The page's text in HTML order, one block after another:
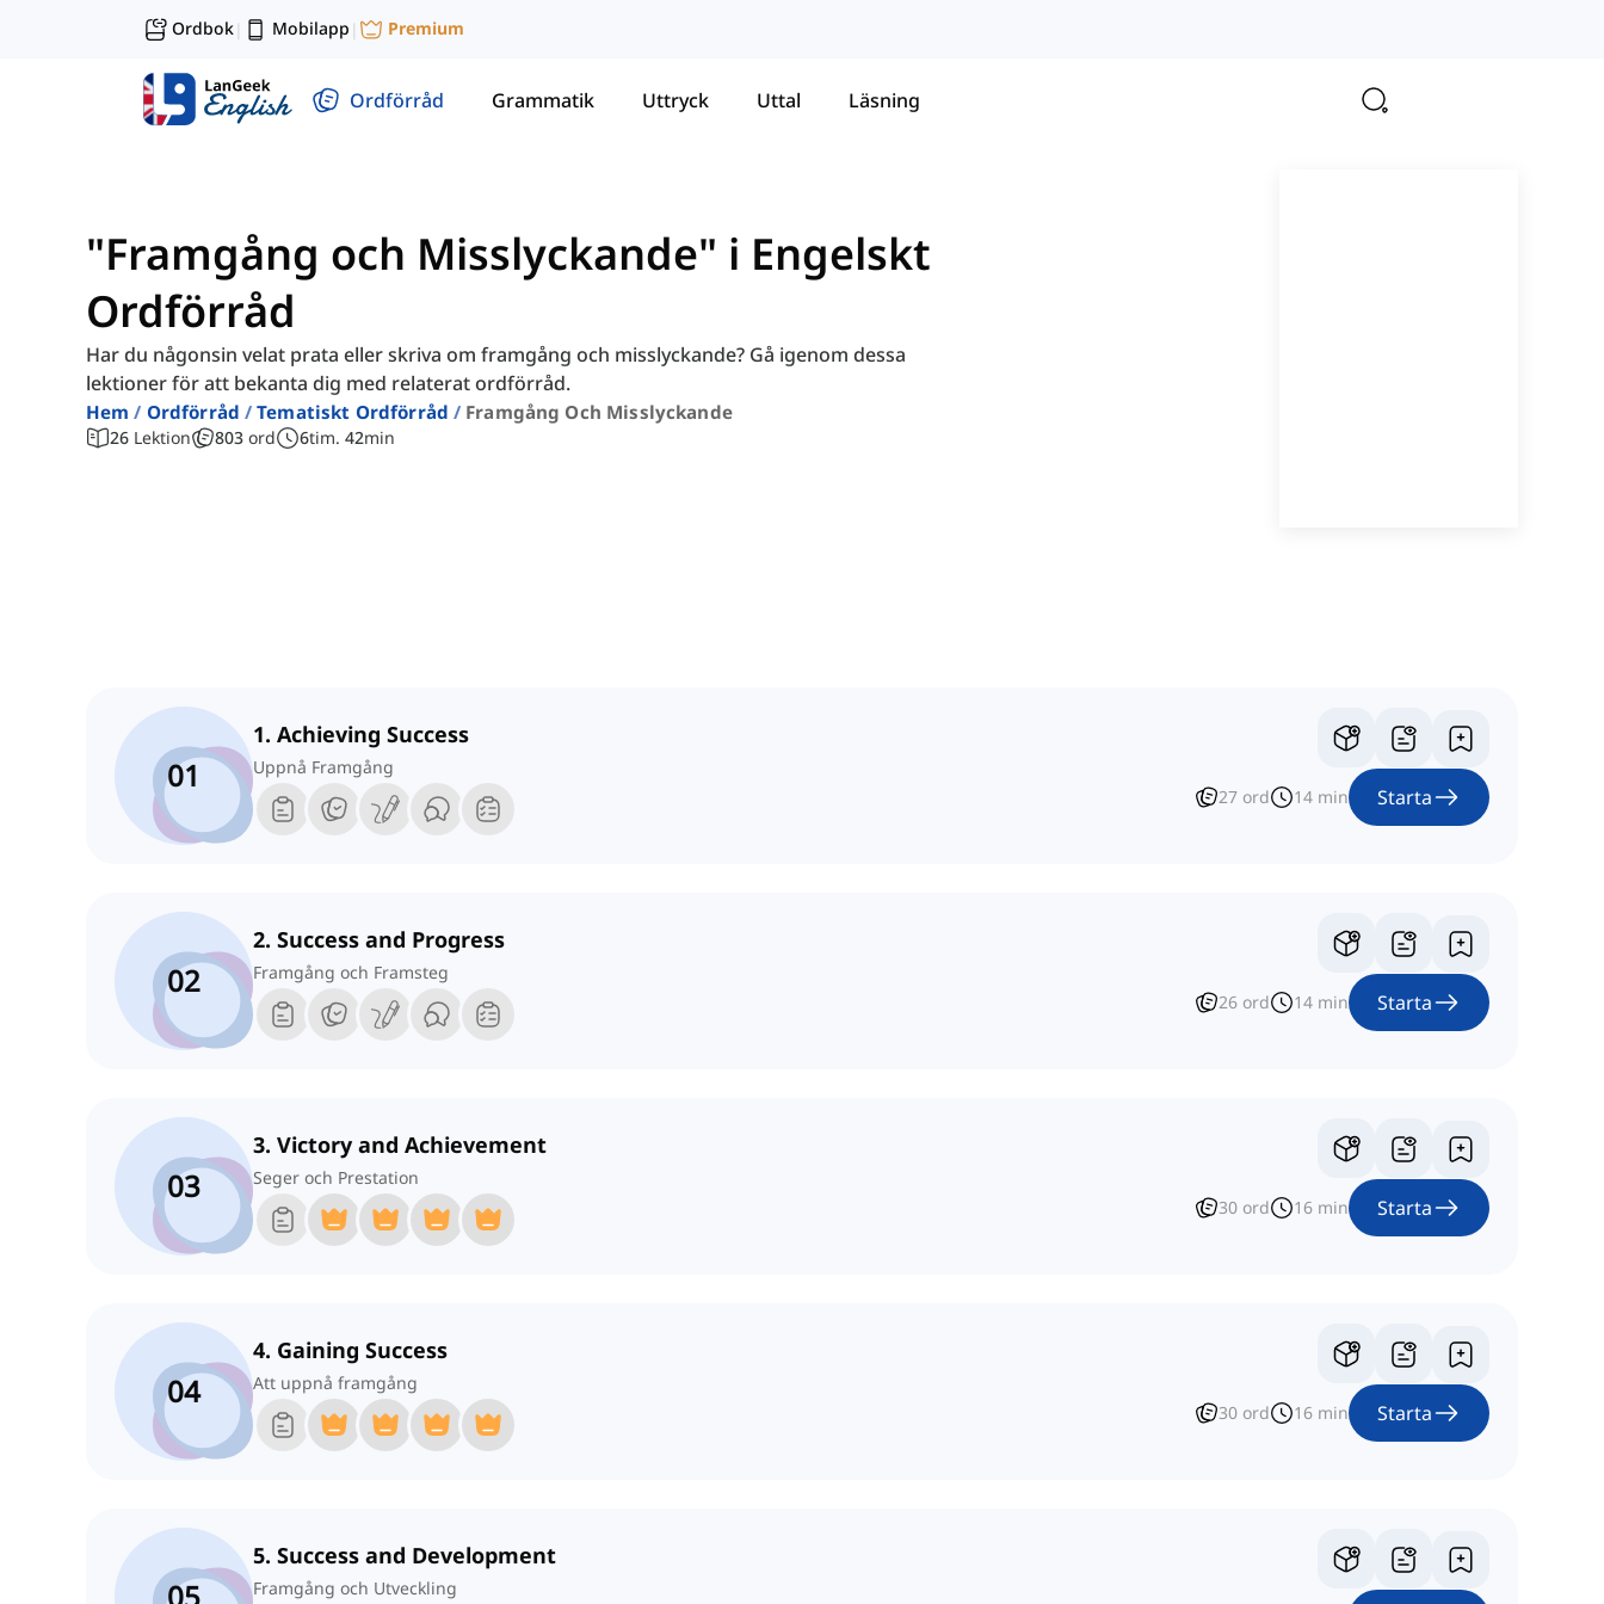
Ordbok| Mobilapp | Premium
Ordförråd Grammatik Uttryck Uttal Läsning
"Framgång och Misslyckande" i Engelskt
Ordförråd
Har du någonsin velat prata eller skriva om framgång och misslyckande? Gå igenom dessa
lektioner för att bekanta dig med relaterat ordförråd.
Hem Ordförråd Tematiskt Ordförråd Framgång Och Misslyckande
26 Lektion 803 ord 6tim. 42min
01
1. Achieving Success
Uppnå Framgång
27 ord 14 min Starta
02
2. Success and Progress
Framgång och Framsteg
26 ord 14 min Starta
03
3. Victory and Achievement
Seger och Prestation
30 ord 16 min Starta
04
4. Gaining Success
Att uppnå framgång
30 ord 16 min Starta
5. Success and Development
Framgång och Utveckling